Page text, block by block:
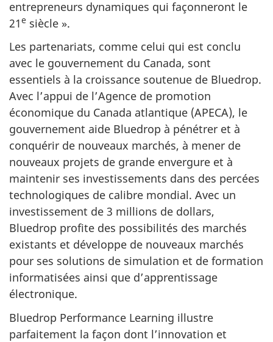
entrepreneurs dynamiques qui façonneront le
21e siècle ».
Les partenariats, comme celui qui est conclu
avec le gouvernement du Canada, sont
essentiels à la croissance soutenue de Bluedrop.
Avec l’appui de l’Agence de promotion
économique du Canada atlantique (APECA), le
gouvernement aide Bluedrop à pénétrer et à
conquérir de nouveaux marchés, à mener de
nouveaux projets de grande envergure et à
maintenir ses investissements dans des percées
technologiques de calibre mondial. Avec un
investissement de 3 millions de dollars,
Bluedrop profite des possibilités des marchés
existants et développe de nouveaux marchés
pour ses solutions de simulation et de formation
informatisées ainsi que d’apprentissage
électronique.
Bluedrop Performance Learning illustre
parfaitement la façon dont l’innovation et